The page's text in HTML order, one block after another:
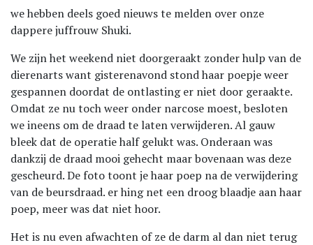
we hebben deels goed nieuws te melden over onze
dappere juffrouw Shuki.
We zijn het weekend niet doorgeraakt zonder hulp van de
dierenarts want gisterenavond stond haar poepje weer
gespannen doordat de ontlasting er niet door geraakte.
Omdat ze nu toch weer onder narcose moest, besloten
we ineens om de draad te laten verwijderen. Al gauw
bleek dat de operatie half gelukt was. Onderaan was
dankzij de draad mooi gehecht maar bovenaan was deze
gescheurd. De foto toont je haar poep na de verwijdering
van de beursdraad. er hing net een droog blaadje aan haar
poep, meer was dat niet hoor.
Het is nu even afwachten of ze de darm al dan niet terug